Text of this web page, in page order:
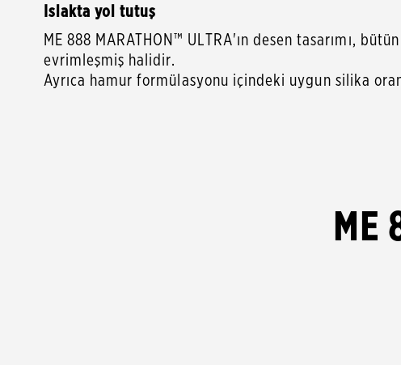
Islakta yol tutuş
ME 888 MARATHON™ ULTRA'ın desen tasarımı,
evrimleşmiş halidir.
Ayrıca hamur formülasyonu içindeki uygun silika
ME